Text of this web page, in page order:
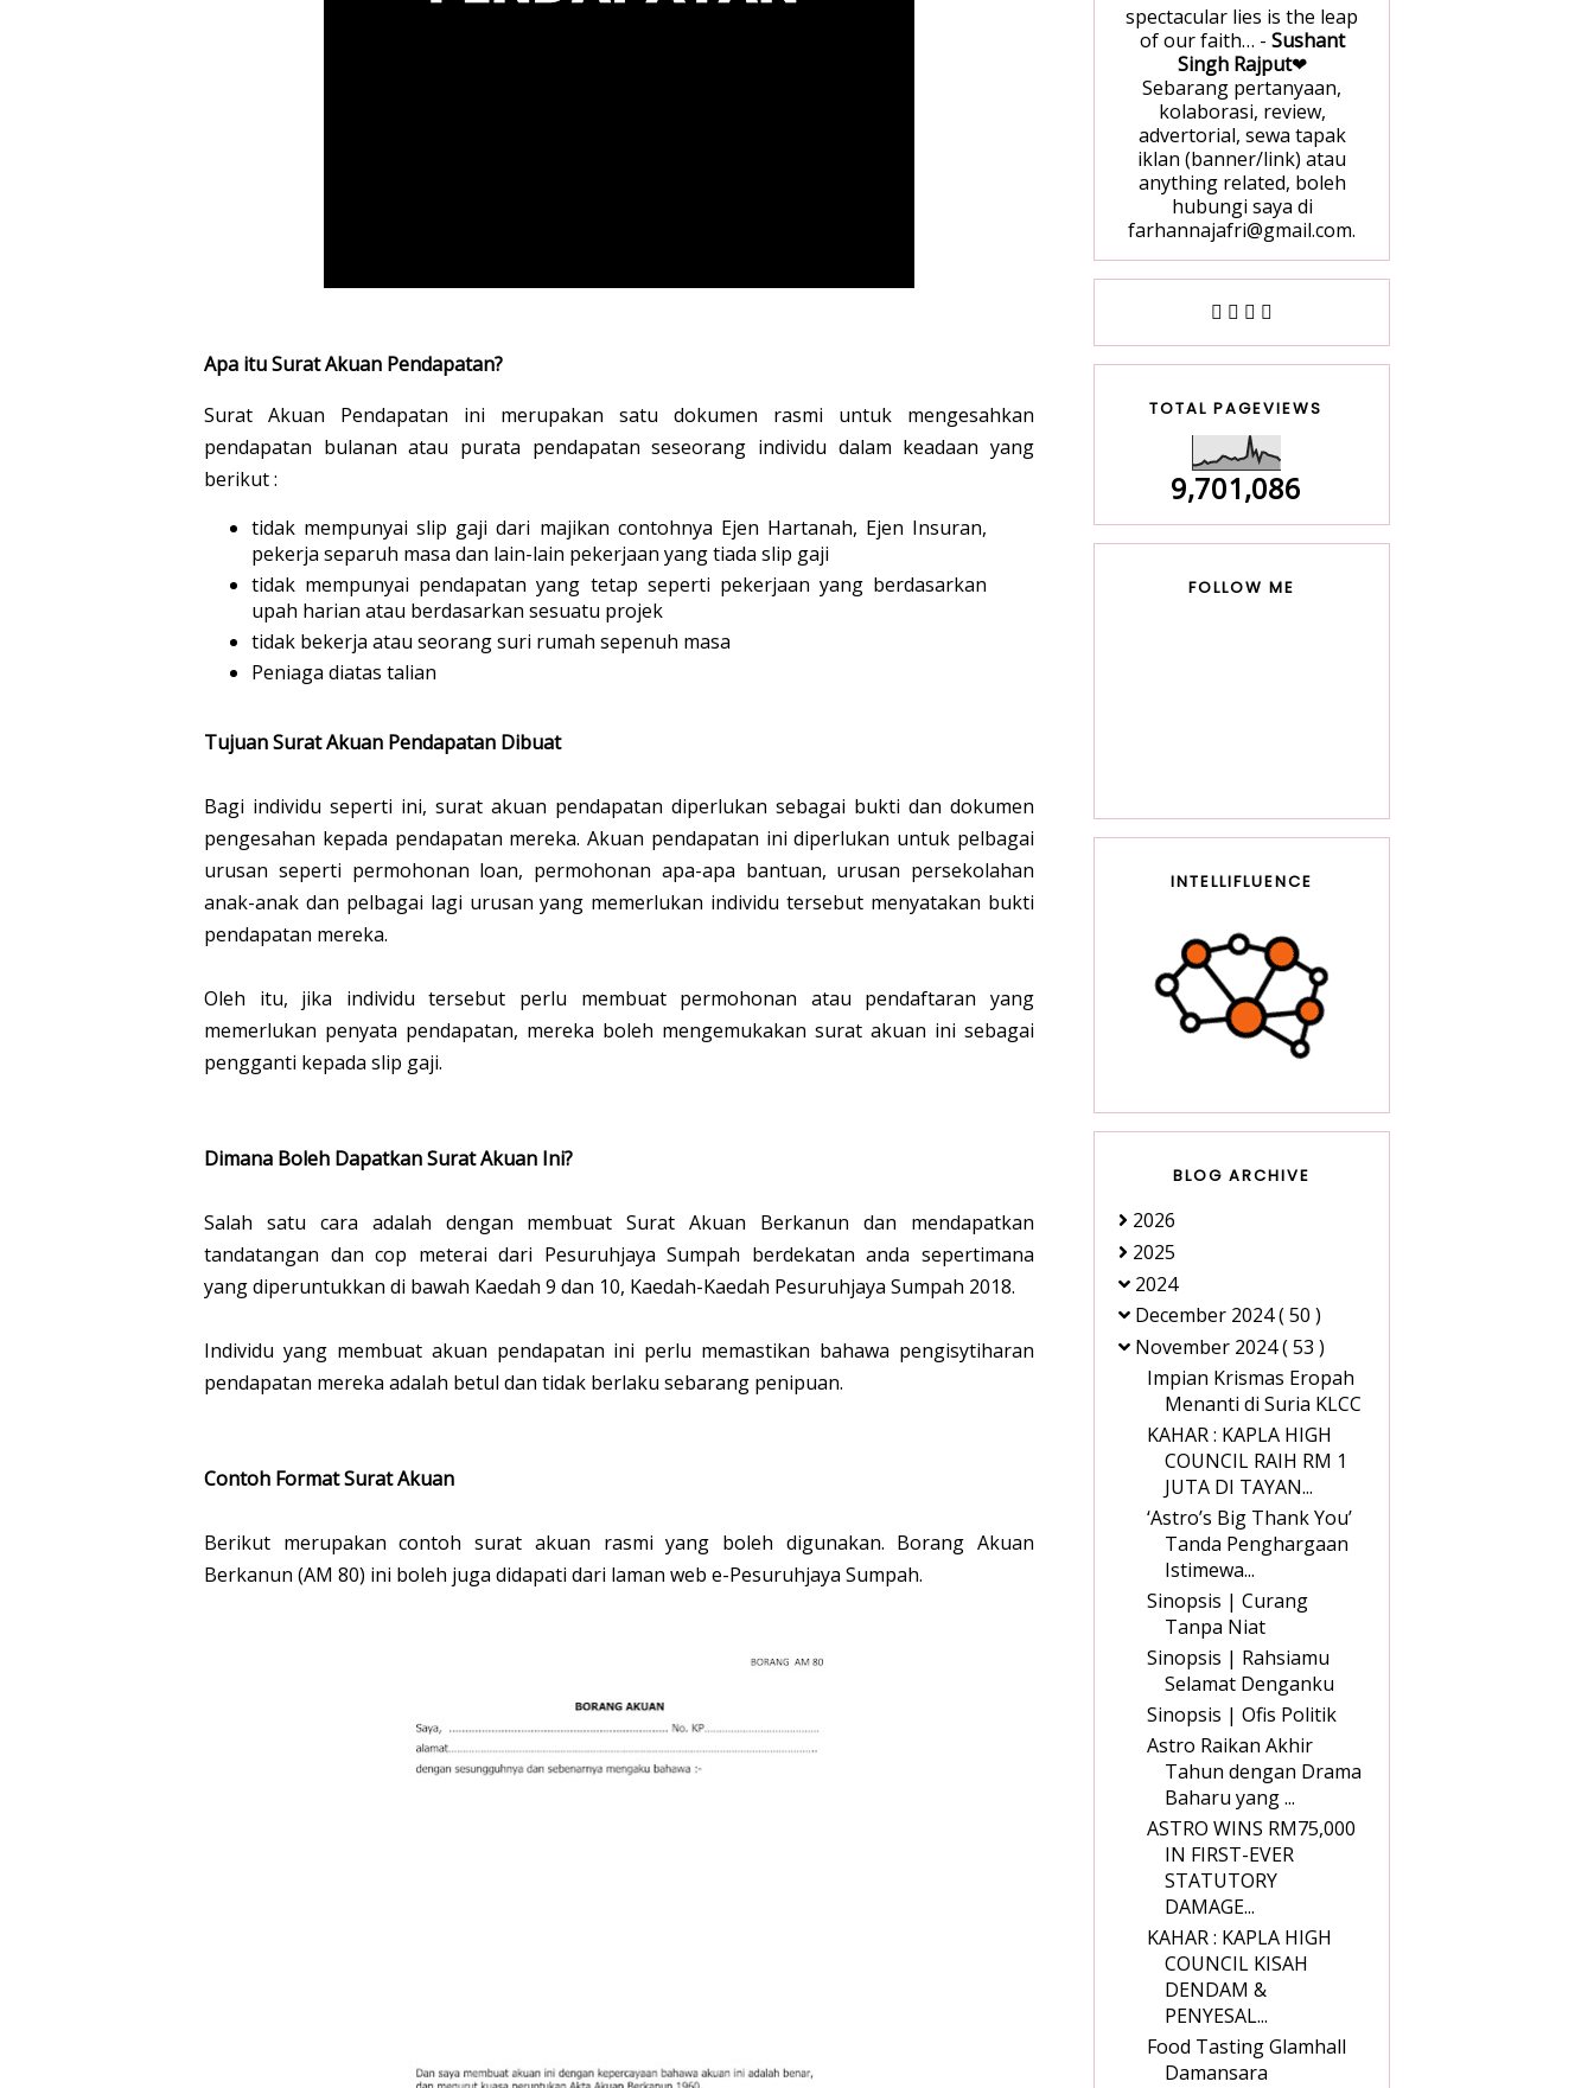
Apa itu Surat Akuan Pendapatan?
Surat Akuan Pendapatan ini merupakan satu dokumen rasmi untuk mengesahkan
pendapatan bulanan atau purata pendapatan seseorang individu dalam keadaan yang
berikut :
tidak mempunyai slip gaji dari majikan contohnya Ejen Hartanah, Ejen Insuran,
pekerja separuh masa dan lain-lain pekerjaan yang tiada slip gaji
tidak mempunyai pendapatan yang tetap seperti pekerjaan yang berdasarkan
upah harian atau berdasarkan sesuatu projek
tidak bekerja atau seorang suri rumah sepenuh masa
Peniaga diatas talian
Tujuan Surat Akuan Pendapatan Dibuat
Bagi individu seperti ini, surat akuan pendapatan diperlukan sebagai bukti dan dokumen
pengesahan kepada pendapatan mereka. Akuan pendapatan ini diperlukan untuk pelbagai
urusan seperti permohonan loan, permohonan apa-apa bantuan, urusan persekolahan
anak-anak dan pelbagai lagi urusan yang memerlukan individu tersebut menyatakan bukti
pendapatan mereka.
Oleh itu, jika individu tersebut perlu membuat permohonan atau pendaftaran yang
memerlukan penyata pendapatan, mereka boleh mengemukakan surat akuan ini sebagai
pengganti kepada slip gaji.
Dimana Boleh Dapatkan Surat Akuan Ini?
Salah satu cara adalah dengan membuat Surat Akuan Berkanun dan mendapatkan
tandatangan dan cop meterai dari Pesuruhjaya Sumpah berdekatan anda sepertimana
yang diperuntukkan di bawah Kaedah 9 dan 10, Kaedah-Kaedah Pesuruhjaya Sumpah 2018.
Individu yang membuat akuan pendapatan ini perlu memastikan bahawa pengisytiharan
pendapatan mereka adalah betul dan tidak berlaku sebarang penipuan.
Contoh Format Surat Akuan
Berikut merupakan contoh surat akuan rasmi yang boleh digunakan. Borang Akuan
Berkanun (AM 80) ini boleh juga didapati dari laman web e-Pesuruhjaya Sumpah.
spectacular lies is the leap
of our faith… - Sushant
Singh Rajput❤
Sebarang pertanyaan,
kolaborasi, review,
advertorial, sewa tapak
iklan (banner/link) atau
anything related, boleh
hubungi saya di
farhannajafri@gmail.com.
TOTAL PAGEVIEWS
9,701,086
FOLLOW ME
INTELLIFLUENCE
BLOG ARCHIVE
2026
2025
2024
December 2024( 50 )
November 2024( 53 )
Impian Krismas Eropah
Menanti di Suria KLCC
KAHAR : KAPLA HIGH
COUNCIL RAIH RM 1
JUTA DI TAYAN...
‘Astro’s Big Thank You’
Tanda Penghargaan
Istimewa...
Sinopsis | Curang
Tanpa Niat
Sinopsis | Rahsiamu
Selamat Denganku
Sinopsis | Ofis Politik
Astro Raikan Akhir
Tahun dengan Drama
Baharu yang ...
ASTRO WINS RM75,000
IN FIRST-EVER
STATUTORY
DAMAGE...
KAHAR : KAPLA HIGH
COUNCIL KISAH
DENDAM &
PENYESAL...
Food Tasting Glamhall
Damansara